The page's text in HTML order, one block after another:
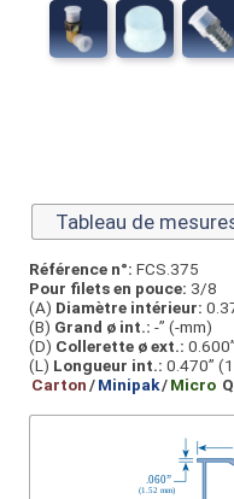
Tableau de
Référence n°: FCS.375
Pour filets en pouce: 3/8
(A) Diamètre intérieur:
(B) Grand ø int.: -” (-mm)
(D) Collerette ø ext.:
(L) Longueur int.: 0.470”
Carton/Minipak/Micro